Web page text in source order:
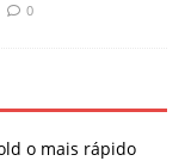
0
o mais rápido